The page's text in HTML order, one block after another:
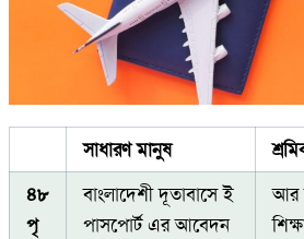
সাধারণ মানুষ
৪৮
পৃ
বাংলাদেশী দূতাবাসে ই
পাসপোর্ট এর আবেদন
আর